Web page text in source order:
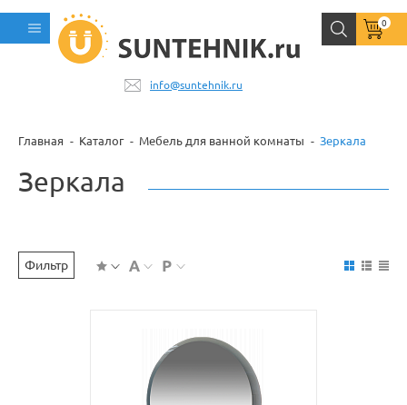
info@suntehnik.ru
0
Главная Каталог Мебель для ванной комнаты Зеркала
Зеркала
Фильтр